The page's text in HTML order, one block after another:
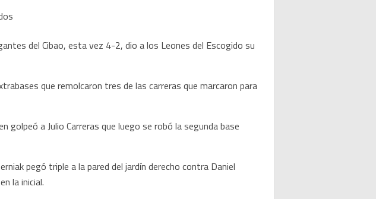
del Cibao, esta vez 4-2, dio a los Leones del Escogido su
que remolcaron tres de las carreras que marcaron para
a Julio Carreras que luego se robó la segunda base
pegó triple a la pared del jardín derecho contra Daniel
la inicial.